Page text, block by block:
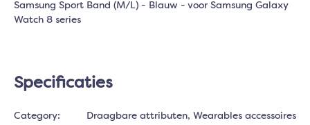
Samsung Sport Band (M/L) - Blauw - voor Samsung Galaxy
Watch 8 series
Specificaties
Category: Draagbare attributen, Wearables accessoires